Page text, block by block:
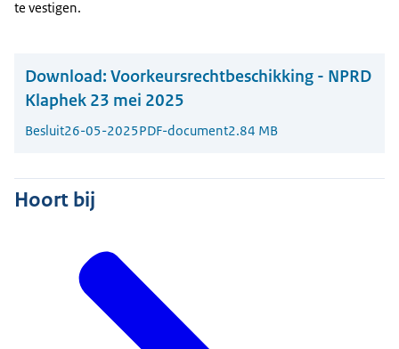
te vestigen.
Download: Voorkeursrechtbeschikking - NPRD
Klaphek 23 mei 2025
Besluit26-05-2025PDF-document2.84 MB
Hoort bij